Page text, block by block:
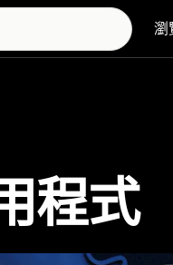
瀏
程式